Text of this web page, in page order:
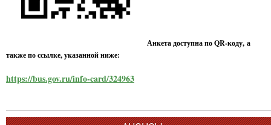
Анкета доступна по QR-коду, а
также по ссылке, указанной ниже:
https://bus.gov.ru/info-card/324963